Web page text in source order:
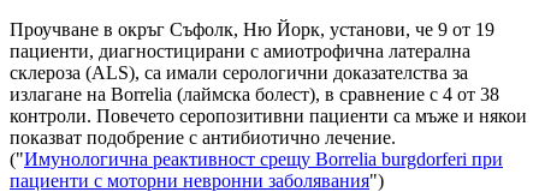
Проучване в окръг Съфолк, Ню Йорк, установи, че 9 от 19
пациенти, диагностицирани с амиотрофична латерална
склероза (ALS), са имали серологични доказателства за
излагане на Borrelia (лаймска болест), в сравнение с 4 от 38
контроли. Повечето серопозитивни пациенти са мъже и някои
показват подобрение с антибиотично лечение.
("Имунологична реактивност срещу Borrelia burgdorferi при
пациенти с моторни невронни заболявания")